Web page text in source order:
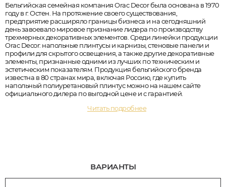
Бельгийская семейная компания Orac Decor была основана в 1970
году в г. Остен. На протяжение своего существования,
предприятие расширяло границы бизнеса и на сегодняшний
день завоевало мировое признание лидера по производству
трехмерных декоративных элементов. Среди линейки продукции
Orac Decor: напольные плинтусы и карнизы, стеновые панели и
профили для скрытого освещения, а также другие декоративные
элементы, признанные одними из лучших по техническим и
эстетическим показателям. Продукция бельгийского бренда
известна в 80 странах мира, включая Россию, где купить
напольный полиуретановый плинтус можно на нашем сайте
официального дилера по выгодной цене и с гарантией.
Читать подробнее
ВАРИАНТЫ